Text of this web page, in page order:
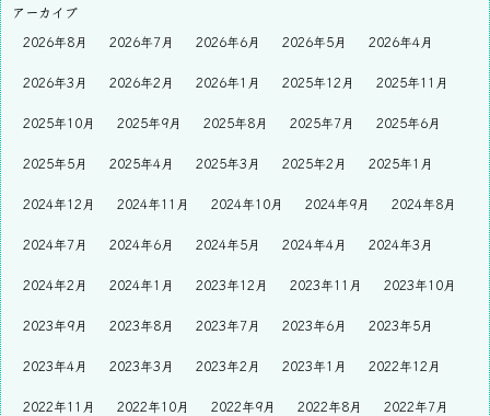
アーカイブ
2026年8月
2026年7月 2026年6月 2026年5月 2026年4月
2026年3月 2026年2月 2026年1月 2025年12月 2025年11月
2025年10月 2025年9月 2025年8月 2025年7月 2025年6月
2025年5月 2025年4月 2025年3月 2025年2月 2025年1月
2024年12月 2024年11月 2024年10月 2024年9月 2024年8月
2024年7月 2024年6月 2024年5月 2024年4月 2024年3月
2024年2月 2024年1月 2023年12月 2023年11月 2023年10月
2023年9月 2023年8月 2023年7月 2023年6月 2023年5月
2023年4月 2023年3月 2023年2月 2023年1月 2022年12月
2022年11月 2022年10月 2022年9月 2022年8月 2022年7月